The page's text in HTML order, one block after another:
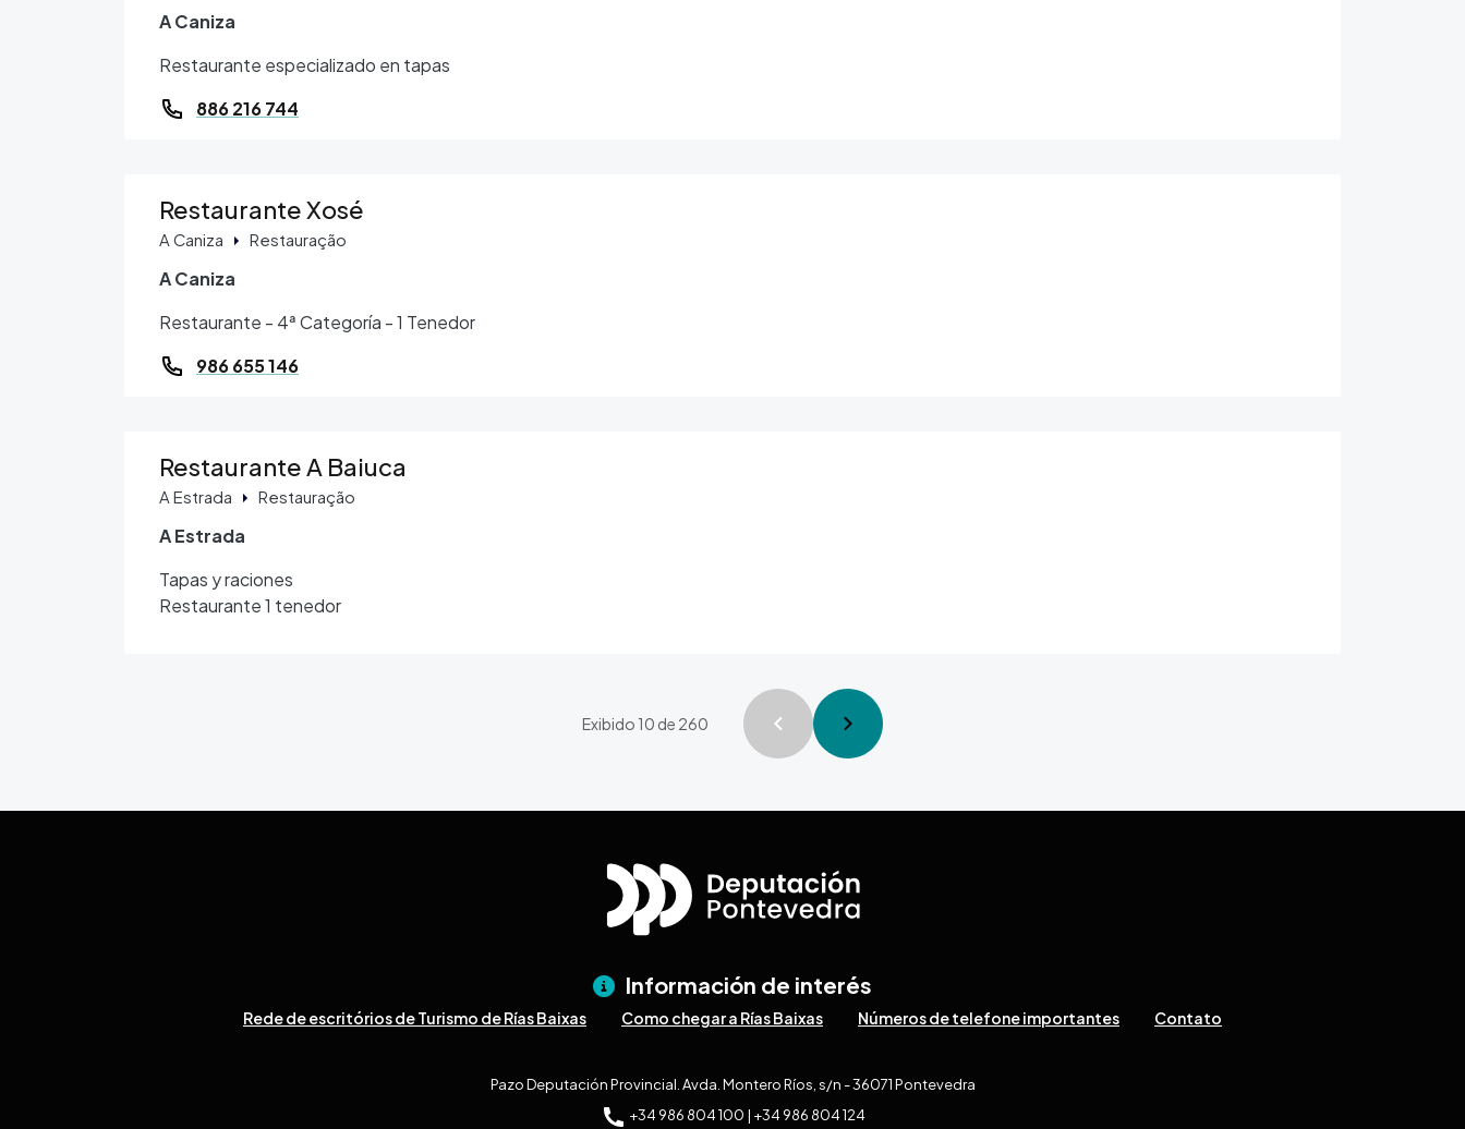
A Caniza
Restaurante especializado en tapas
886 216 744
Restaurante Xosé
A Caniza Restauração
A Caniza
Restaurante - 4ª Categoría - 1 Tenedor
986 655 146
Restaurante A Baiuca
A Estrada Restauração
A Estrada
Tapas y raciones
Restaurante 1 tenedor
Exibido 10 de 260
Paginação
Página anterior
Próxima página
Información de interés
Rede de escritórios de Turismo de Rías Baixas Como chegar a Rías Baixas Números de telefone importantes Contato
Pazo Deputación Provincial. Avda. Montero Ríos, s/n - 36071 Pontevedra
+34 986 804 100 | +34 986 804 124